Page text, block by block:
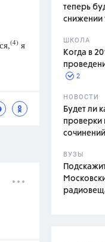
теперь
снижении
ШКОЛА
Когда в
2
НОВОСТИ
Будет ли
проверки
ВУЗЫ
(4) я